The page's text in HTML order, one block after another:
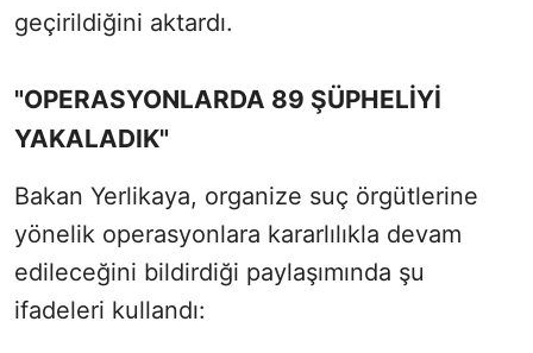
geçirildiğini aktardı.
"OPERASYONLARDA 89 ŞÜPHELİYİ
YAKALADIK"
Bakan Yerlikaya, organize suç örgütlerine
yönelik operasyonlara kararlılıkla devam
edileceğini bildirdiği paylaşımında şu
ifadeleri kullandı: